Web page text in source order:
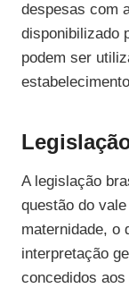
despesas com
disponibilizado
podem ser
A legislação
questão do
maternidade, o
interpretação
concedidos